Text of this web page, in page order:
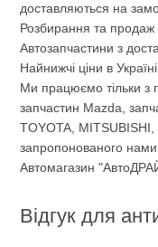
доставляються на
Розбирання та продаж
Автозапчастини з
Найнижчі ціни в
Ми працюємо тільки з
запчастин Mazda,
TOYOTA, MITSUBISHI,
запропонованого нами
Автомагазин
Відгук для